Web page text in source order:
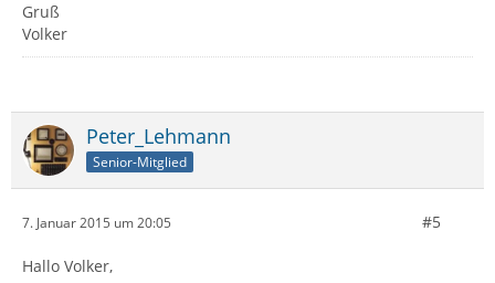
Gruß
Volker
Peter_Lehmann
Senior-Mitglied
7. Januar 2015 um 20:05 #5
Hallo Volker,